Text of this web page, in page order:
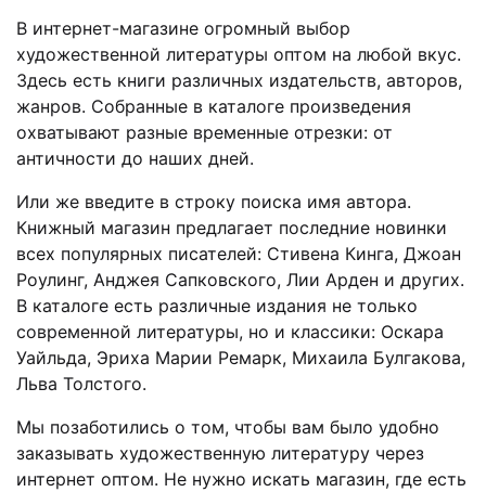
В интернет-магазине огромный выбор
художественной литературы оптом на любой вкус.
Здесь есть книги различных издательств, авторов,
жанров. Собранные в каталоге произведения
охватывают разные временные отрезки: от
античности до наших дней.
Или же введите в строку поиска имя автора.
Книжный магазин предлагает последние новинки
всех популярных писателей: Стивена Кинга, Джоан
Роулинг, Анджея Сапковского, Лии Арден и других.
В каталоге есть различные издания не только
современной литературы, но и классики: Оскара
Уайльда, Эриха Марии Ремарк, Михаила Булгакова,
Льва Толстого.
Мы позаботились о том, чтобы вам было удобно
заказывать художественную литературу через
интернет оптом. Не нужно искать магазин, где есть